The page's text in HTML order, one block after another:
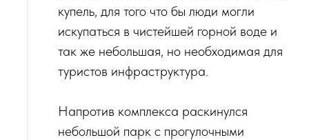
купель, для того что бы люди могли
искупаться в чистейшей горной воде и
так же небольшая, но необходимая для
туристов инфраструктура.
Напротив комплекса раскинулся
небольшой парк с прогулочными